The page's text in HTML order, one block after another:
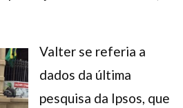
Valter se referia a
dados da última
pesquisa da Ipsos, que